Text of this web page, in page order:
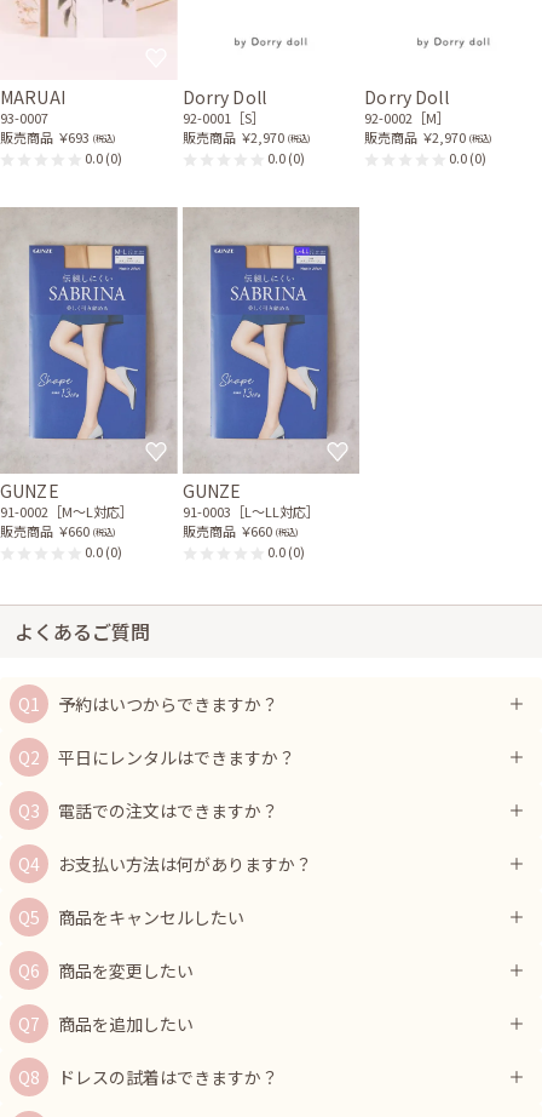
MARUAI
93-0007
販売商品 ￥693 (税込)
0.0(0)
Dorry Doll
92-0001［S］
販売商品 ￥2,970 (税込)
0.0(0)
Dorry Doll
92-0002［M］
販売商品 ￥2,970 (税込)
0.0(0)
GUNZE
91-0002［M〜L対応］
販売商品 ￥660 (税込)
0.0(0)
GUNZE
91-0003［L〜LL対応］
販売商品 ￥660 (税込)
0.0(0)
よくあるご質問
予約はいつからできますか？
平日にレンタルはできますか？
電話での注文はできますか？
お支払い方法は何がありますか？
商品をキャンセルしたい
商品を変更したい
商品を追加したい
ドレスの試着はできますか？